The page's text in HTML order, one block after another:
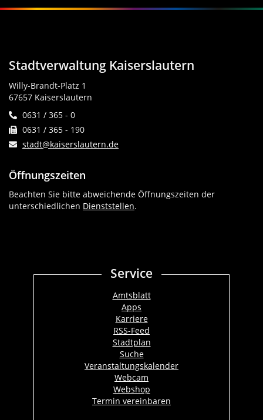
Stadtverwaltung Kaiserslautern
Willy-Brandt-Platz 1
67657 Kaiserslautern
0631 / 365 - 0
0631 / 365 - 190
stadt@kaiserslautern.de
Öffnungszeiten
Beachten Sie bitte abweichende Öffnungszeiten der
unterschiedlichen Dienststellen.
Service
Amtsblatt
Apps
Karriere
RSS-Feed
Stadtplan
Suche
Veranstaltungskalender
Webcam
Webshop
Termin vereinbaren